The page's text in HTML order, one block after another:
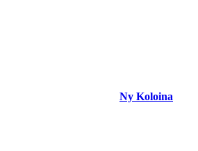
Ny Koloina